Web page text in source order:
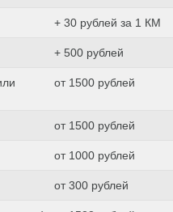
+ 30 рублей за 1 КМ
+ 500 рублей
от 1500 рублей
от 1500 рублей
от 1000 рублей
от 300 рублей